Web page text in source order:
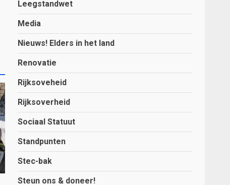
Leegstandwet
Media
Nieuws! Elders in het land
Renovatie
Rijksoveheid
Rijksoverheid
Sociaal Statuut
Standpunten
Stec-bak
Steun ons & doneer!